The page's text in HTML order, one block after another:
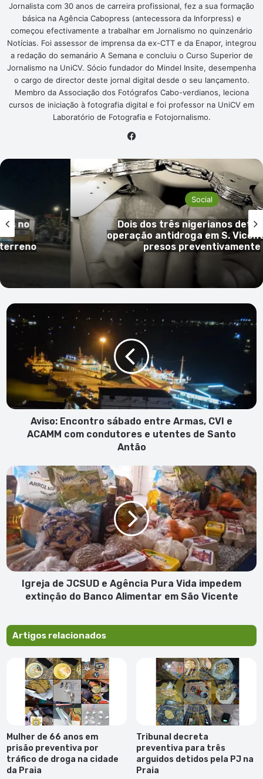
Jornalista com 30 anos de carreira profissional, fez a sua formação
básica na Agência Cabopress (antecessora da Inforpress) e
começou efectivamente a trabalhar em Jornalismo no quinzenário
Notícias. Foi assessor de imprensa da ex-CTT e da Enapor, integrou
a redação do semanário A Semana e concluiu o Curso Superior de
Jornalismo na UniCV. Sócio fundador do Mindel Insite, desempenha
o cargo de director deste jornal digital desde o seu lançamento.
Membro da Associação dos Fotógrafos Cabo-verdianos, leciona
cursos de iniciação à fotografia digital e foi professor na UniCV em
Laboratório de Fotografia e Fotojornalismo.
no
Social
Dois dos três nigerianos detidos
operação antidroga em S. Vicente
presos preventivamente
Aviso:
Encontro
sábado
Armas,
ACAMM
com
condutores
Santo
Antão
Aviso: Encontro sábado entre Armas, CVI e
ACAMM com condutores e utentes de Santo
Antão
Igreja
de
JCSUD
e
Agência
Pura
Vida
impedem
extinção
Banco
São
Vicente
Igreja de JCSUD e Agência Pura Vida impedem
extinção do Banco Alimentar em São Vicente
Artigos relacionados
Mulher de 66 anos em
prisão preventiva por
tráfico de droga na cidade
da Praia
Tribunal decreta
preventiva para três
arguidos detidos pela PJ na
Praia